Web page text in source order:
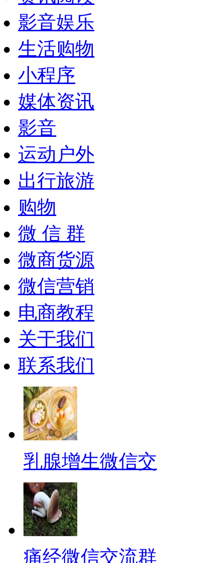
影音娱乐
生活购物
小程序
媒体资讯
影音
运动户外
出行旅游
购物
微 信 群
微商货源
微信营销
电商教程
关于我们
联系我们
乳腺增生微信交
痛经微信交流群